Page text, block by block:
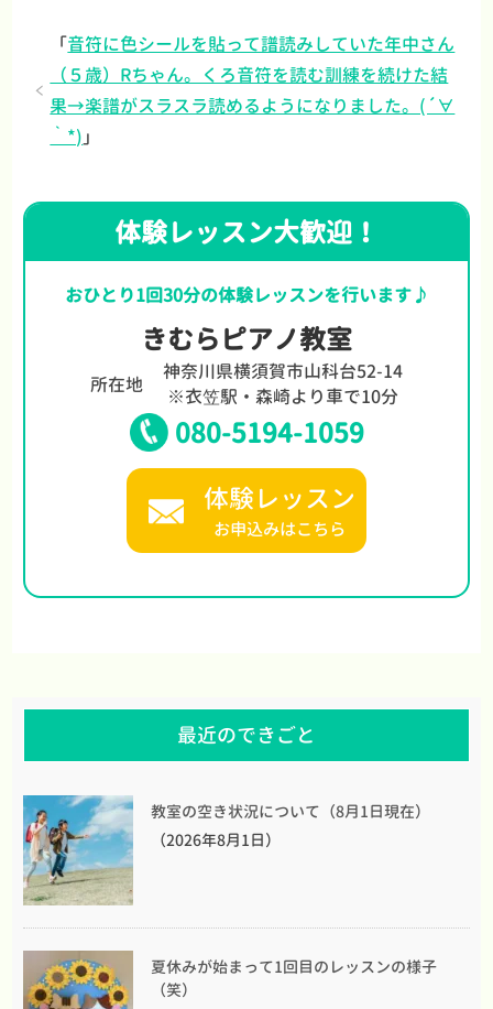
「音符に色シールを貼って譜読みしていた年中さん
（５歳）Rちゃん。くろ音符を読む訓練を続けた結
果→楽譜がスラスラ読めるようになりました。(´∀
｀*) 」
体験レッスン大歓迎！
おひとり1回30分の体験レッスンを行います♪
きむらピアノ教室
所在地
神奈川県横須賀市山科台52-14
※衣笠駅・森崎より車で10分
080-5194-1059
体験レッスン
お申込みはこちら
最近のできごと
教室の空き状況について（8月1日現在）
（2026年8月1日）
夏休みが始まって1回目のレッスンの様子
（笑）